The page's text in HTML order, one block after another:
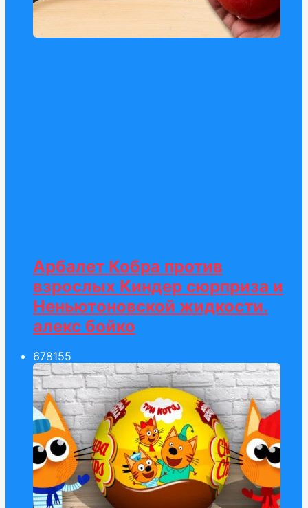
Арбалет Кобра против
взрослых Киндер сюрприза и
Неньютоновской жидкости.
алекс бойко
678155